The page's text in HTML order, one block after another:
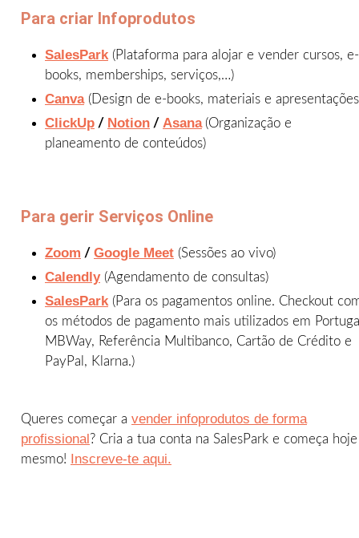
Para criar Infoprodutos
SalesPark (Plataforma para alojar e vender cursos, e-
books, memberships, serviços,…)
Canva(Design de e-books, materiais e
ClickUp / Notion / Asana (Organização e
planeamento de conteúdos)
Para gerir Serviços Online
Zoom / Google Meet (Sessões ao vivo)
Calendly(Agendamento de consultas)
SalesPark (Para os pagamentos online. Checkout
os métodos de pagamento mais utilizados em
MBWay, Referência Multibanco, Cartão de Crédito e
PayPal, Klarna.)
Queres começar a vender infoprodutos de forma
profissional? Cria a tua conta na SalesPark e começa hoje
mesmo! Inscreve-te aqui.